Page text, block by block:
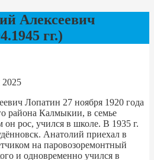
Алексеевич
гг.)
2025
Лопатин 27 ноября 1920 года
района Калмыкии, в семье
он рос, учился в школе. В 1935 г.
Анатолий приехал в
на паровозоремонтный
и одновременно учился в